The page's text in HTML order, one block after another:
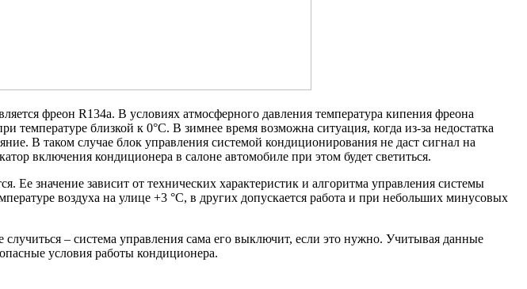
фреон R134a. В условиях атмосферного давления температура кипения фреона
температуре близкой к 0°C. В зимнее время возможна ситуация, когда из-за недостатка
В таком случае блок управления системой кондиционирования не даст сигнал на
включения кондиционера в салоне автомобиле при этом будет светиться.
Ее значение зависит от технических характеристик и алгоритма управления системы
воздуха на улице +3 °C, в других допускается работа и при небольших минусовых
– система управления сама его выключит, если это нужно. Учитывая данные
условия работы кондиционера.